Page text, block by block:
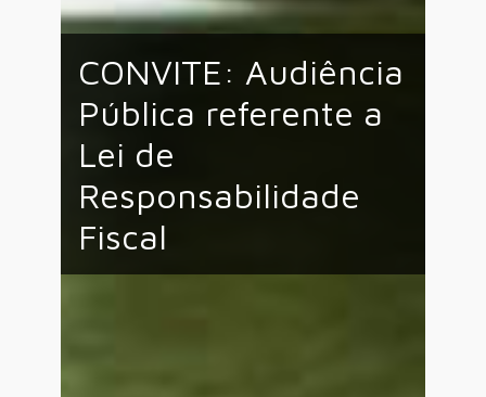
CONVITE: Audiência
Pública referente a
Lei de
Responsabilidade
Fiscal